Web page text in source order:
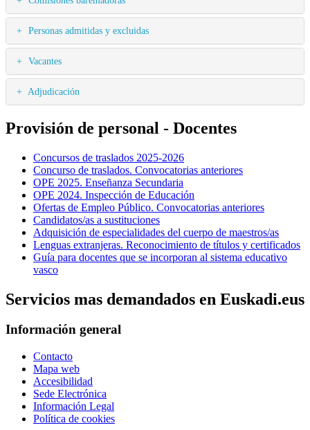
Personas admitidas y excluidas
Vacantes
Adjudicación
Provisión de personal - Docentes
Concursos de traslados 2025-2026
Concurso de traslados. Convocatorias anteriores
OPE 2025. Enseñanza Secundaria
OPE 2024. Inspección de Educación
Ofertas de Empleo Público. Convocatorias anteriores
Candidatos/as a sustituciones
Adquisición de especialidades del cuerpo de maestros/as
Lenguas extranjeras. Reconocimiento de títulos y certificados
Guía para docentes que se incorporan al sistema educativo
vasco
Servicios mas demandados en Euskadi.eus
Información general
Contacto
Mapa web
Accesibilidad
Sede Electrónica
Información Legal
Política de cookies